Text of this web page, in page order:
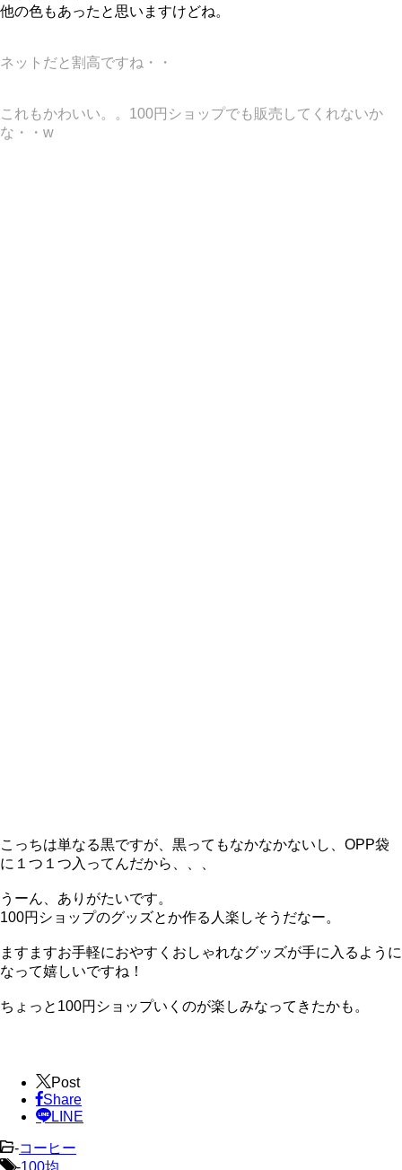
他の色もあったと思いますけどね。
ネットだと割高ですね・・
これもかわいい。。100円ショップでも販売してくれないか
な・・w
こっちは単なる黒ですが、黒ってもなかなかないし、OPP袋
に１つ１つ入ってんだから、、、
うーん、ありがたいです。
100円ショップのグッズとか作る人楽しそうだなー。
ますますお手軽におやすくおしゃれなグッズが手に入るように
なって嬉しいですね！
ちょっと100円ショップいくのが楽しみなってきたかも。
Post
Share
LINE
-コーヒー
-100均